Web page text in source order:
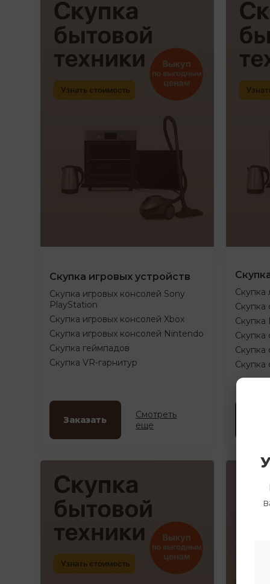
Скупка игровых устройств
Скупка игровых консолей Sony
PlayStation
Скупка игровых консолей Xbox
Скупка игровых консолей Nintendo
Скупка геймпадов
Скупка VR-гарнитур
Заказать
Смотреть
еще
Скупка
Скупка
Скупка
Скупка
Скупка